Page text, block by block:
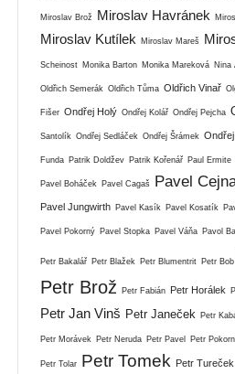
Miroslav Brož Miroslav Havránek
Miroslav Kutílek Miroslav Mareš
Scheinost Monika Barton Monika Mareková Nina
Oldřich Semerák Oldřich Tůma Oldřich Vinař
Fišer Ondřej Holý Ondřej Kolář Ondřej Pejcha
Santolík Ondřej Sedláček Ondřej Šrámek
Funda Patrik Doldžev Patrik Kořenář Paul Ermite
Pavel Boháček Pavel Cagaš Pavel
Pavel Jungwirth Pavel Kasík Pavel Kosatík
Pavel Pokorný Pavel Stopka Pavel Váňa Pavol
Petr Bakalář Petr Blažek Petr Blumentrit Petr Bob
Petr Brož Petr Fabián Petr Horálek
Petr Jan Vinš Petr Janeček Petr
Petr Morávek Petr Neruda Petr Pavel Petr
Petr Tolar Petr Tomek Petr Tureček